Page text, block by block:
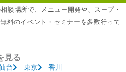
談場所で、メニュー開発や、スープ・
料のイベント・セミナーを多数行って
見る
台 東京 香川